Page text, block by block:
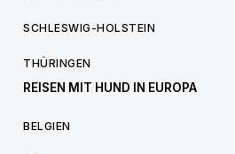
SCHLESWIG-HOLSTEIN
THÜRINGEN
REISEN MIT HUND IN EUROPA
BELGIEN